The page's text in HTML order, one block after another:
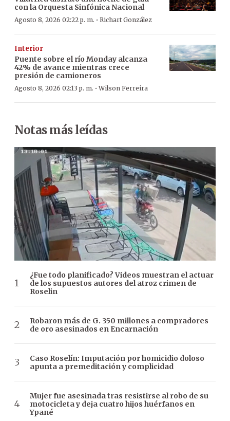
con la Orquesta Sinfónica Nacional
Agosto 8, 2026 02:22 p. m. · Richart González
Interior
Puente sobre el río Monday alcanza
42% de avance mientras crece
presión de camioneros
Agosto 8, 2026 02:13 p. m. ·Wilson Ferreira
Notas más leídas
¿Fue todo planificado? Videos muestran el actuar
de los supuestos autores del atroz crimen de
Roselin
Robaron más de G. 350 millones a compradores
de oro asesinados en Encarnación
Caso Roselín: Imputación por homicidio doloso
apunta a premeditación y complicidad
Mujer fue asesinada tras resistirse al robo de su
motocicleta y deja cuatro hijos huérfanos en
Ypané